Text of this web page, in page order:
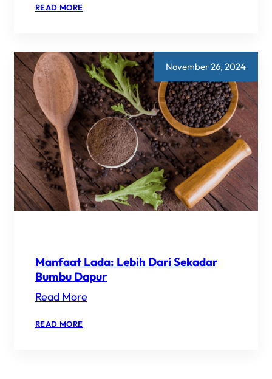
READ MORE:
TEFLON:
MENU
SAHUR
PRAKTIS
TANPA
OVEN
&
TANPA
RIBET
November 26, 2024
Manfaat Lada: Lebih Dari Sekadar
Bumbu Dapur
Read More
READ MORE: